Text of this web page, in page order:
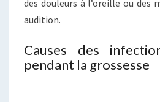
des douleurs à l’oreille ou des
audition.
Causes des
pendant la grossesse